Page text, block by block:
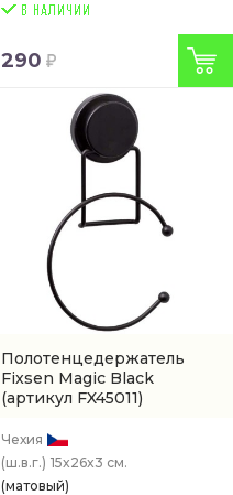
290
Полотенцедержатель
Fixsen Magic Black
(артикул FX45011)
Чехия
(ш.в.г.) 15x26x3 см.
(матовый)